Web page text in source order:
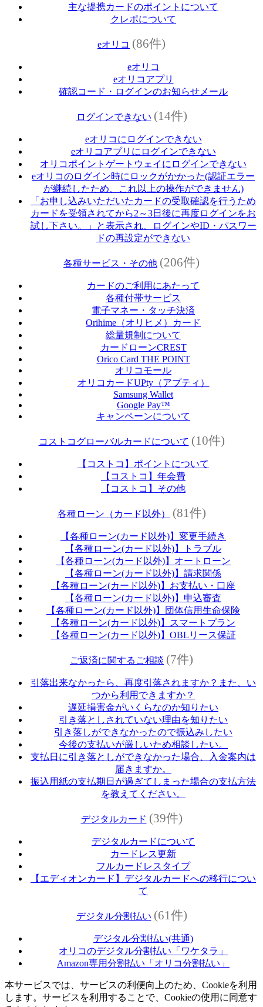
主な提携カードのポイントについて
クレポについて
eオリコ (86件)
eオリコ
eオリコアプリ
確認コード・ログインのお知らせメール
ログインできない (14件)
eオリコにログインできない
eオリコアプリにログインできない
オリコポイントゲートウェイにログインできない
eオリコのログイン時にロックがかかった(認証エラー
が継続したため、これ以上の操作ができません)
「お申し込みいただいたカードの受取確認を行うため
カードを受領されてから2～3日後に再度ログインをお
試し下さい。」と表示され、ログインやID・パスワー
ドの再設定ができない
各種サービス・その他 (206件)
カードのご利用にあたって
各種付帯サービス
電子マネー・タッチ決済
Orihime（オリヒメ）カード
総量規制について
カードローンCREST
Orico Card THE POINT
オリコモール
オリコカードUPty（アプティ）
Samsung Wallet
Google Pay™
キャンペーンについて
コストコグローバルカードについて (10件)
【コストコ】ポイントについて
【コストコ】年会費
【コストコ】その他
各種ローン（カード以外） (81件)
【各種ローン(カード以外)】変更手続き
【各種ローン(カード以外)】トラブル
【各種ローン(カード以外)】オートローン
【各種ローン(カード以外)】請求関係
【各種ローン(カード以外)】お支払い・口座
【各種ローン(カード以外)】申込審査
【各種ローン(カード以外)】団体信用生命保険
【各種ローン(カード以外)】スマートプラン
【各種ローン(カード以外)】OBLリース保証
ご返済に関するご相談 (7件)
引落出来なかったら、再度引落されますか？また、い
つから利用できますか？
遅延損害金がいくらなのか知りたい
引き落としされていない理由を知りたい
引き落しができなかったので振込みしたい
今後の支払いが厳しいため相談したい。
支払日に引き落としができなかった場合、入金案内は
届きますか。
振込用紙の支払期日が過ぎてしまった場合の支払方法
を教えてください。
デジタルカード (39件)
デジタルカードについて
カードレス更新
フルカードレスタイプ
【エディオンカード】デジタルカードへの移行につい
て
デジタル分割払い (61件)
デジタル分割払い(共通)
オリコのデジタル分割払い「ワケタラ」
Amazon専用分割払い「オリコ分割払い」
本サービスでは、サービスの利便向上のため、Cookieを利用
します。サービスを利用することで、Cookieの使用に同意す